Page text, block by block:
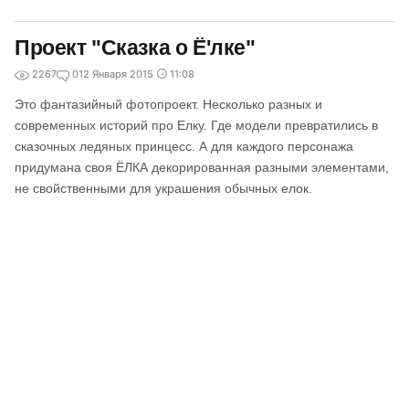
Проект "Сказка о Ё'лке"
2267 012 Января 2015 11:08
Это фантазийный фотопроект. Несколько разных и
современных историй про Елку. Где модели превратились в
сказочных ледяных принцесс. А для каждого персонажа
придумана своя ЁЛКА декорированная разными элементами,
не свойственными для украшения обычных елок.